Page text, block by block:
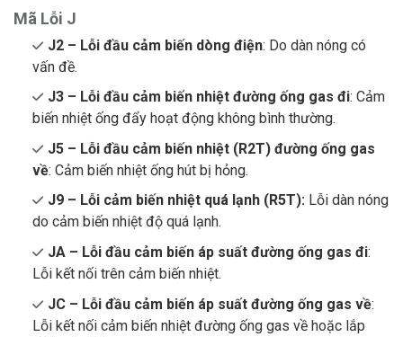
Mã Lỗi J
J2 – Lỗi đầu cảm biến dòng điện: Do dàn nóng có
vấn đề.
J3 – Lỗi đầu cảm biến nhiệt đường ống gas đi: Cảm
biến nhiệt ống đẩy hoạt động không bình thường.
J5 – Lỗi đầu cảm biến nhiệt (R2T) đường ống gas
về: Cảm biến nhiệt ống hút bị hỏng.
J9 – Lỗi cảm biến nhiệt quá lạnh (R5T):Lỗi dàn nóng
do cảm biến nhiệt độ quá lạnh.
JA – Lỗi đầu cảm biến áp suất đường ống gas đi:
Lỗi kết nối trên cảm biến nhiệt.
JC – Lỗi đầu cảm biến áp suất đường ống gas về:
Lỗi kết nối cảm biến nhiệt đường ống gas về hoặc lắp